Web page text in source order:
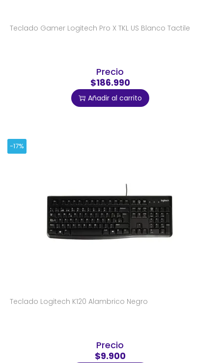
Teclado Gamer Logitech Pro X TKL US Blanco Tactile
Precio
$186.990
Añadir al carrito
-17%
Teclado Logitech K120 Alambrico Negro
Precio
$9.900